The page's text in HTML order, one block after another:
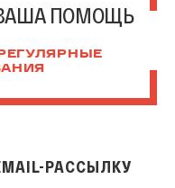
ПОМОЩЬ
РАССЫЛКУ